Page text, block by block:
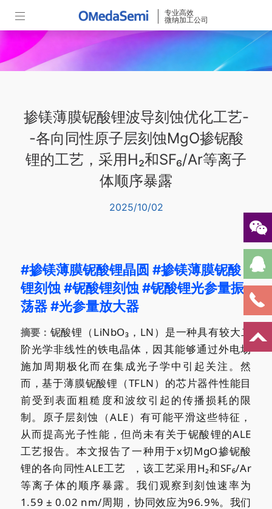
专业高效
微纳加工公司
掺镁薄膜铌酸锂波导刻蚀优化工艺-
-各向同性原子层刻蚀MgO掺铌酸
锂的工艺，采用H₂和SF₆/Ar等离子
体顺序暴露
2025/10/02
#掺镁薄膜铌酸锂晶圆 #掺镁薄膜铌酸
锂刻蚀 #铌酸锂刻蚀 #铌酸锂光参量振
荡器#光参量放大器
摘要： 铌酸锂（LiNbO₃，LN）是一种具有较大二
阶光学非线性的铁电晶体，因其能够通过外电场
施加周期极化而在集成光子学中引起关注。然
而，基于薄膜铌酸锂（TFLN）的芯片器件性能目
前受到表面粗糙度和波纹引起的传播损耗的限
制。原子层刻蚀（ALE）有可能平滑这些特征，
从而提高光子性能，但尚未有关于铌酸锂的ALE
工艺报告。本文报告了一种用于x切MgO掺铌酸
锂的各向同性ALE工艺
，该工艺采用H₂和SF₆/Ar
等离子体的顺序暴露。我们观察到刻蚀速率为
1.59 ± 0.02 nm/周期，协同效应为96.9%。我们